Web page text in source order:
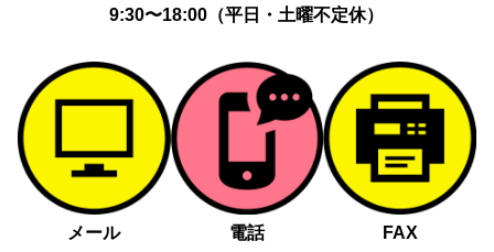
9:30〜18:00（平日・土曜不定休）
メール
電話 FAX